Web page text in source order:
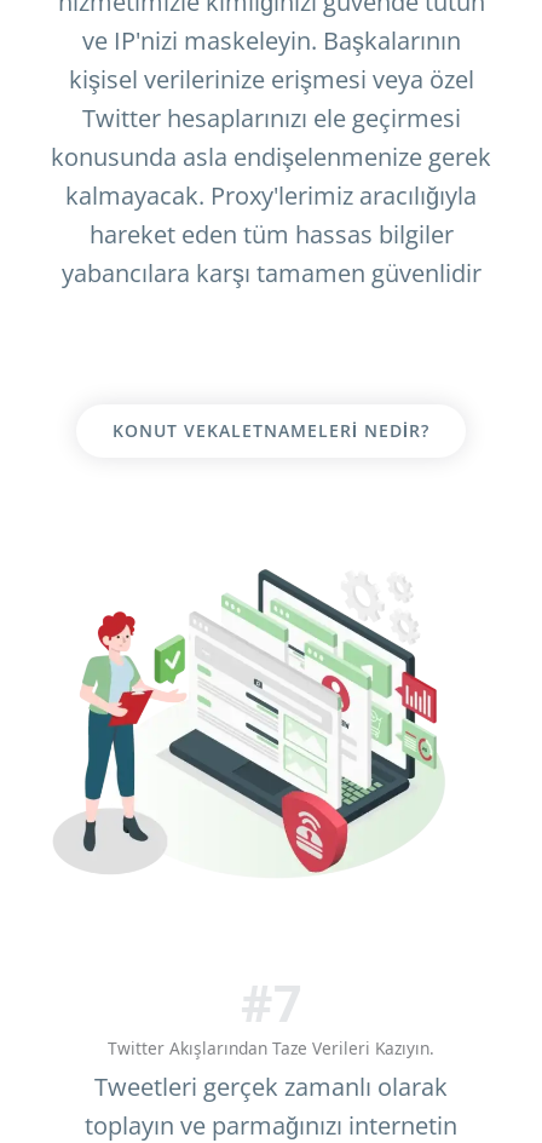
ve IP'nizi maskeleyin. Başkalarının
kişisel verilerinize erişmesi veya özel
Twitter hesaplarınızı ele geçirmesi
konusunda asla endişelenmenize gerek
kalmayacak. Proxy'lerimiz aracılığıyla
hareket eden tüm hassas bilgiler
yabancılara karşı tamamen güvenlidir
KONUT VEKALETNAMELERI NEDIR?
#7
Twitter Akışlarından Taze Verileri Kazıyın.
Tweetleri gerçek zamanlı olarak
toplayın ve parmağınızı internetin